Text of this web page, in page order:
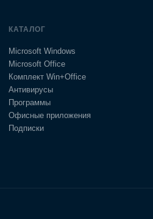
КАТАЛОГ
Microsoft Windows
Microsoft Office
Комплект Win+Office
Антивирусы
Программы
Офисные приложения
Подписки